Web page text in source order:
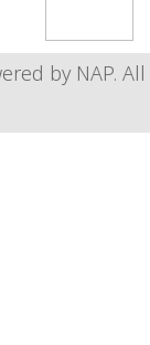
by NAP. All